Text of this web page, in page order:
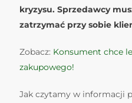
kryzysu. Sprzedawcy
zatrzymać przy sobie
Zobacz: Konsument chce
zakupowego!
Jak czytamy w informacji